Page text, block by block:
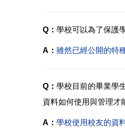
Q： 學校可以為了保護
A： 雖然已經公開的特
Q： 學校目前的畢業學
資料如何使用與管理才
A： 學校使用校友的資